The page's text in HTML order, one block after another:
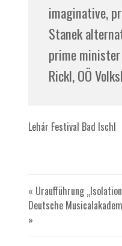
imaginative,
Stanek
prime
Rickl, OÖ
Lehár Festival Bad Ischl
« Uraufführung
Deutsche
»